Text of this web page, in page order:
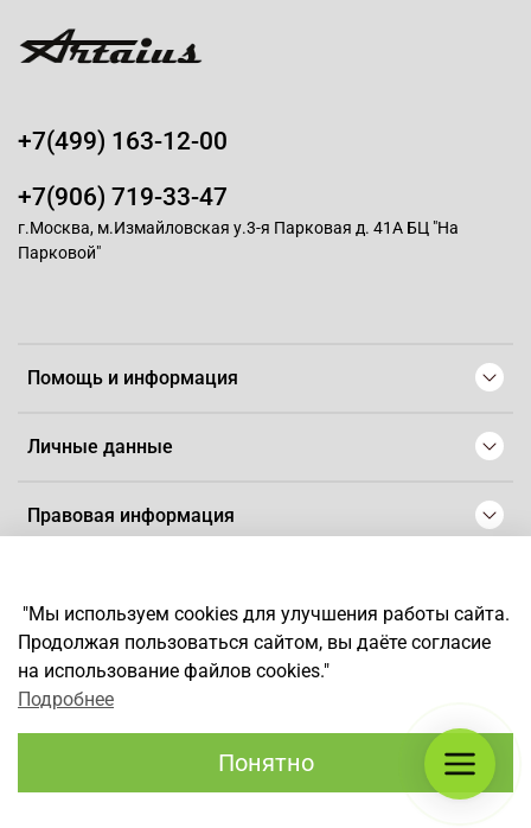
Помощь и информация
Личные данные
Правовая информация
+7(499) 163-12-00
+7(906) 719-33-47
г.Москва, м.Измайловская у.3-я Парковая д. 41А БЦ "На
Парковой"
*Любое использование контента без письменного разрешения
запрещено
"Мы используем cookies для улучшения работы сайта.
Продолжая пользоваться сайтом, вы даёте согласие
на использование файлов cookies."
Подробнее
Понятно